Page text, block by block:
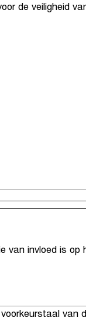
de veiligheid
van invloed is
van